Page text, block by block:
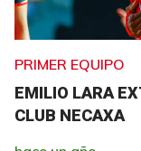
PRIMER EQUIPO
EMILIO LARA
CLUB NECAXA